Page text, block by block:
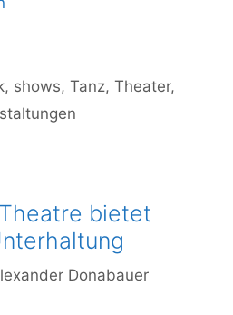
bietet
Livemusik,
, shows,Tanz,Theater,
bietet
Donabauer